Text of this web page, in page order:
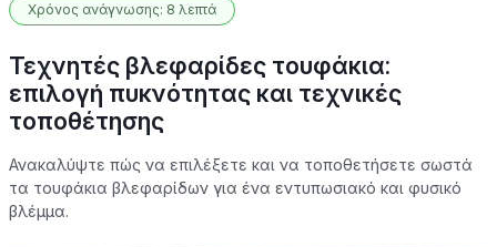
Χρόνος ανάγνωσης: 8 λεπτά
Τεχνητές βλεφαρίδες τουφάκια:
επιλογή πυκνότητας και τεχνικές
τοποθέτησης
Ανακαλύψτε πώς να επιλέξετε και να τοποθετήσετε σωστά
τα τουφάκια βλεφαρίδων για ένα εντυπωσιακό και φυσικό
βλέμμα.